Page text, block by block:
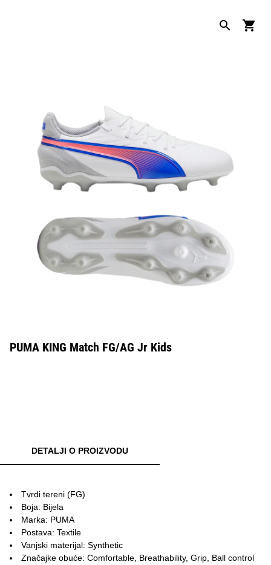
PUMA KING Match FG/AG Jr Kids
DETALJI O PROIZVODU
Tvrdi tereni (FG)
Boja: Bijela
Marka: PUMA
Postava: Textile
Vanjski materijal: Synthetic
Značajke obuće: Comfortable, Breathability, Grip, Ball control